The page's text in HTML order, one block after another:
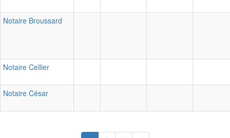
Notaire Broussard
Notaire Cellier
Notaire César